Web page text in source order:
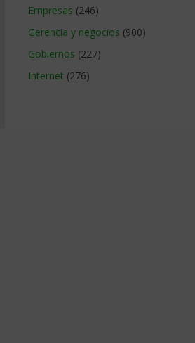
Empresas (246)
Gerencia y negocios (900)
Gobiernos (227)
Internet (276)